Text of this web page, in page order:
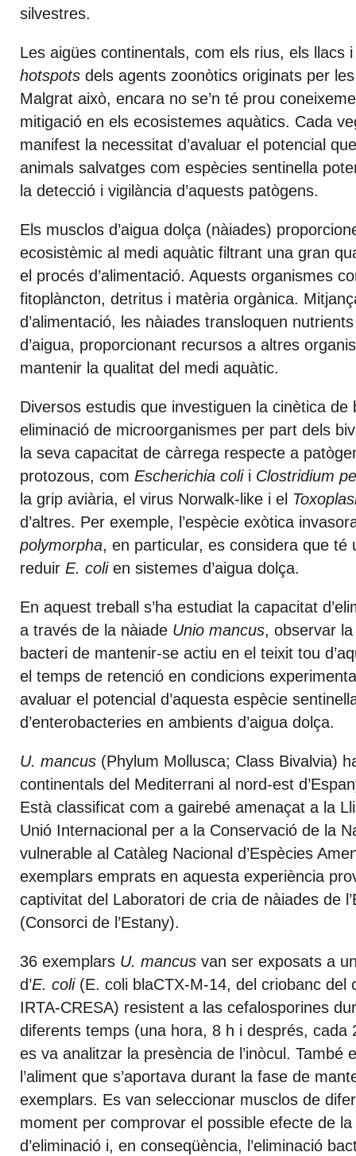
silvestres.
Les aigües continentals, com els rius, els llacs
hotspots dels agents zoonòtics originats per
Malgrat això, encara no se’n té prou
mitigació en els ecosistemes aquàtics. Cada
manifest la necessitat d’avaluar el potencial
animals salvatges com espècies sentinella
la detecció i vigilància d’aquests patògens.
Els musclos d’aigua dolça (nàiades)
ecosistèmic al medi aquàtic filtrant una gran
el procés d’alimentació. Aquests organismes
fitoplàncton, detritus i matèria orgànica.
d’alimentació, les nàiades transloquen
d’aigua, proporcionant recursos a altres
mantenir la qualitat del medi aquàtic.
Diversos estudis que investiguen la cinètica de
eliminació de microorganismes per part dels
la seva capacitat de càrrega respecte a
protozous, com Escherichia colii Clostridium
la grip aviària, el virus Norwalk-like i el
d’altres. Per exemple, l’espècie exòtica
polymorpha, en particular, es considera que té
reduir E. coli en sistemes d’aigua dolça.
En aquest treball s’ha estudiat la capacitat
a través de la nàiade Unio mancus, observar la
bacteri de mantenir-se actiu en el teixit tou
el temps de retenció en condicions
avaluar el potencial d’aquesta espècie
d’enterobacteries en ambients d’aigua dolça.
U. mancus (Phylum Mollusca; Class Bivalvia)
continentals del Mediterrani al nord-est
Està classificat com a gairebé amenaçat a la
Unió Internacional per a la Conservació de la
vulnerable al Catàleg Nacional d’Espècies
exemplars emprats en aquesta experiència
captivitat del Laboratori de cria de nàiades de
(Consorci de l’Estany).
36 exemplars U. mancus van ser exposats a
d’E. coli(E. coli blaCTX-M-14, del criobanc del
IRTA-CRESA) resistent a las cefalosporines
diferents temps (una hora, 8 h i després, cada
es va analitzar la presència de l’inòcul. També
l’aliment que s’aportava durant la fase de
exemplars. Es van seleccionar musclos de
moment per comprovar el possible efecte de
d’eliminació i, en conseqüència, l’eliminació